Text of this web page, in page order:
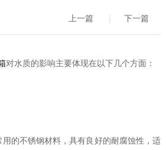
上一篇 | 下一篇
对水质的影响主要体现在以下几个方面：
用的不锈钢材料，具有良好的耐腐蚀性，适